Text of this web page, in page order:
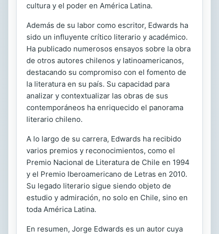
cultura y el poder en América Latina.
Además de su labor como escritor, Edwards ha
sido un influyente crítico literario y académico.
Ha publicado numerosos ensayos sobre la obra
de otros autores chilenos y latinoamericanos,
destacando su compromiso con el fomento de
la literatura en su país. Su capacidad para
analizar y contextualizar las obras de sus
contemporáneos ha enriquecido el panorama
literario chileno.
A lo largo de su carrera, Edwards ha recibido
varios premios y reconocimientos, como el
Premio Nacional de Literatura de Chile en 1994
y el Premio Iberoamericano de Letras en 2010.
Su legado literario sigue siendo objeto de
estudio y admiración, no solo en Chile, sino en
toda América Latina.
En resumen, Jorge Edwards es un autor cuya